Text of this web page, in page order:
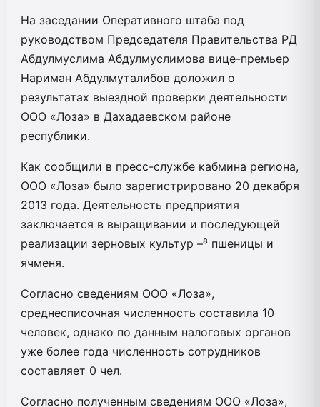
На заседании Оперативного штаба под
руководством Председателя Правительства РД
Абдулмуслима Абдулмуслимова вице-премьер
Нариман Абдулмуталибов доложил о
результатах выездной проверки деятельности
ООО «Лоза» в Дахадаевском районе
республики.
Как сообщили в пресс-службе кабмина региона,
ООО «Лоза» было зарегистрировано 20 декабря
2013 года. Деятельность предприятия
заключается в выращивании и последующей
реализации зерновых культур –⁸ пшеницы и
ячменя.
Согласно сведениям ООО «Лоза»,
среднесписочная численность составила 10
человек, однако по данным налоговых органов
уже более года численность сотрудников
составляет 0 чел.
Согласно полученным сведениям ООО «Лоза»,